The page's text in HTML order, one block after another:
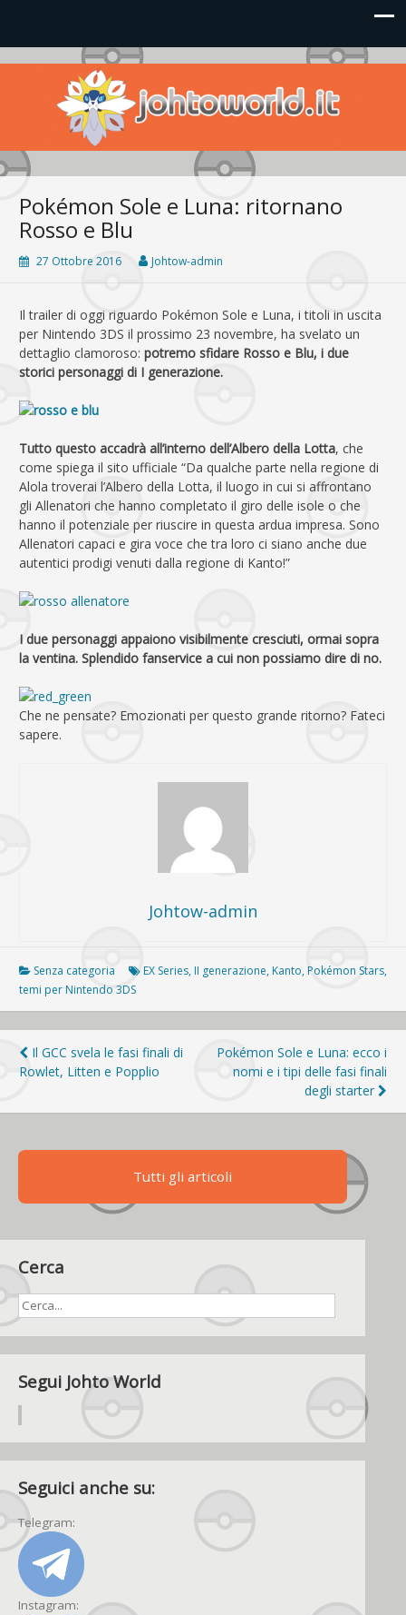
Johto World
Le novità più frizzanti dall'universo Pokémon e Nintendo
Pokémon Sole e Luna: ritornano
Rosso e Blu
27 Ottobre 2016 Johtow-admin
Il trailer di oggi riguardo Pokémon Sole e Luna, i titoli in uscita
per Nintendo 3DS il prossimo 23 novembre, ha svelato un
dettaglio clamoroso: potremo sfidare Rosso e Blu, i due
storici personaggi di I generazione.
Tutto questo accadrà all’interno dell’Albero della Lotta, che
come spiega il sito ufficiale “Da qualche parte nella regione di
Alola troverai l’Albero della Lotta, il luogo in cui si affrontano
gli Allenatori che hanno completato il giro delle isole o che
hanno il potenziale per riuscire in questa ardua impresa. Sono
Allenatori capaci e gira voce che tra loro ci siano anche due
autentici prodigi venuti dalla regione di Kanto!”
I due personaggi appaiono visibilmente cresciuti, ormai sopra
la ventina. Splendido fanservice a cui non possiamo dire di no.
Che ne pensate? Emozionati per questo grande ritorno? Fateci
sapere.
Johtow-admin
Senza categoria EX Series, II generazione, Kanto, Pokémon Stars,
temi per Nintendo 3DS
Navigazione
articoli
Il GCC svela le fasi finali di
Rowlet, Litten e Popplio
Pokémon Sole e Luna: ecco i
nomi e i tipi delle fasi finali
degli starter
Tutti gli articoli
Cerca
Segui Johto World
Seguici anche su:
Telegram:
Instagram: